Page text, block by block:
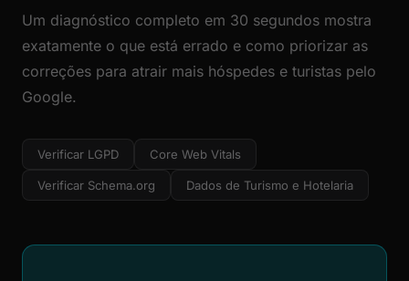
Um diagnóstico completo em 30 segundos mostra
exatamente o que está errado e como priorizar as
correções para atrair mais hóspedes e turistas pelo
Google.
Verificar LGPD Core Web Vitals
Verificar Schema.org Dados de Turismo e Hotelaria